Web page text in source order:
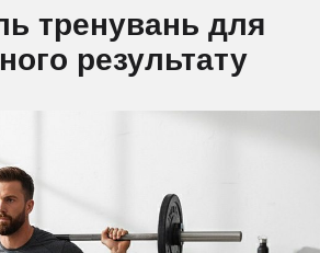
тренувань для
результату